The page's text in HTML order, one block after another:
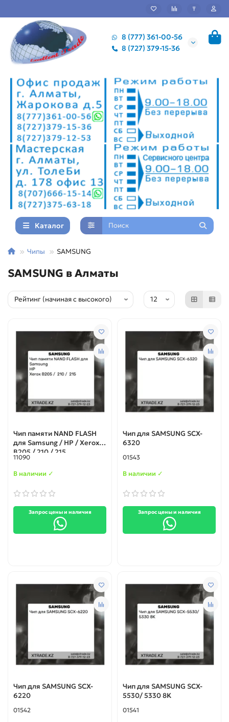
₸
8 (777) 361-00-56
8 (727) 379-15-36
Каталог
Чипы SAMSUNG
SAMSUNG в Алматы
Чип памяти NAND FLASH
для Samsung / HP / Xerox
B205 / 210 / 215
11090
В наличии ✓
Запрос цены и наличия
Чип для SAMSUNG SCX-
6320
01543
В наличии ✓
Запрос цены и наличия
Чип для SAMSUNG SCX-
6220
01542
Чип для SAMSUNG SCX-
5530/ 5330 8K
01541